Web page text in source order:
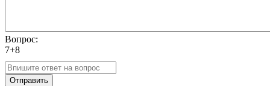
Вопрос:
7+8
Отправить